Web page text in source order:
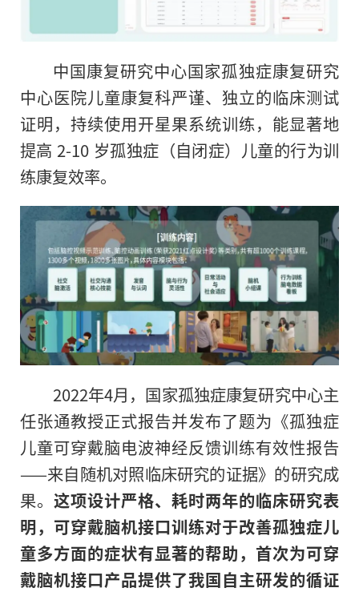
中国康复研究中心国家孤独症康复研究
中心医院儿童康复科严谨、独立的临床测试
证明，持续使用开星果系统训练，能显著地
提高 2-10 岁孤独症（自闭症）儿童的行为训
练康复效率。
2022年4月，国家孤独症康复研究中心主
任张通教授正式报告并发布了题为《孤独症
儿童可穿戴脑电波神经反馈训练有效性报告
——来自随机对照临床研究的证据》的研究成
果。 这项设计严格、耗时两年的临床研究表
明，可穿戴脑机接口训练对于改善孤独症儿
童多方面的症状有显著的帮助，首次为可穿
戴脑机接口产品提供了我国自主研发的循证